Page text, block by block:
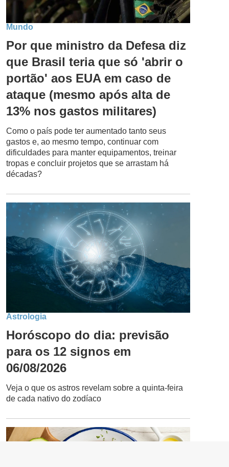
Mundo
Por que ministro da Defesa diz
que Brasil teria que só 'abrir o
portão' aos EUA em caso de
ataque (mesmo após alta de
13% nos gastos militares)
Como o país pode ter aumentado tanto seus
gastos e, ao mesmo tempo, continuar com
dificuldades para manter equipamentos, treinar
tropas e concluir projetos que se arrastam há
décadas?
Astrologia
Horóscopo do dia: previsão
para os 12 signos em
06/08/2026
Veja o que os astros revelam sobre a quinta-feira
de cada nativo do zodíaco